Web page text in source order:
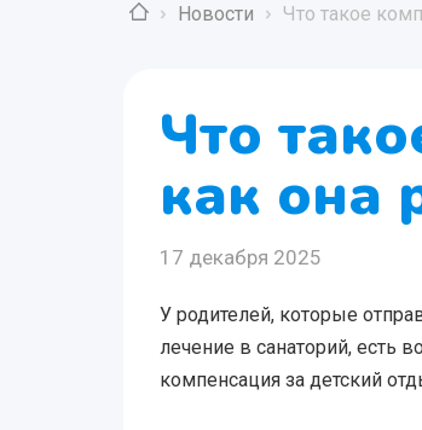
Новости Что такое
Что
как она
17 декабря 2025
У родителей, которые
лечение в санаторий, есть
компенсация за детский